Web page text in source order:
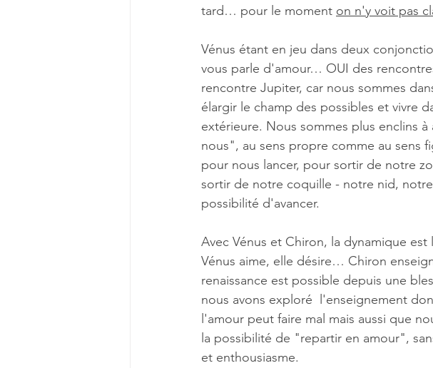
tard… pour le moment on n'y voit pas
Vénus étant en jeu dans deux
vous parle d'amour… OUI des
rencontre Jupiter, car nous sommes
élargir le champ des possibles et vivre
extérieure. Nous sommes plus enclins
nous", au sens propre comme au sens
pour nous lancer, pour sortir de notre
sortir de notre coquille - notre nid,
possibilité d'avancer.
Avec Vénus et Chiron, la dynamique
Vénus aime, elle désire… Chiron
renaissance est possible depuis une
nous avons exploré  l'enseignement
l'amour peut faire mal mais aussi que
la possibilité de "repartir en amour",
et enthousiasme.